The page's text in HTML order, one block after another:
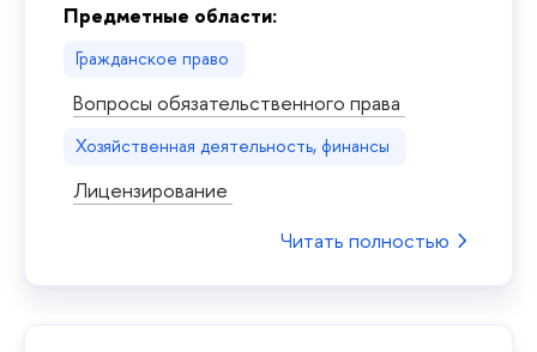
Предметные области:
Гражданское право
Вопросы обязательственного права
Хозяйственная деятельность, финансы
Лицензирование
Читать полностью